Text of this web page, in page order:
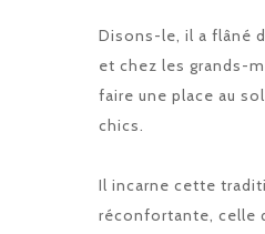
Disons-le, il a flâné
et chez les grands-
faire une place au
chics.
Il incarne cette
réconfortante, celle